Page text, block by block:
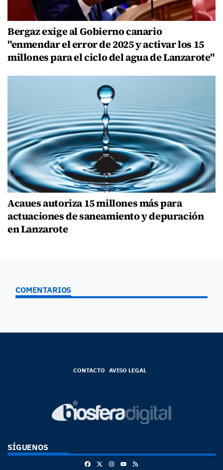
Bergaz exige al Gobierno canario
"enmendar el error de 2025 y activar los 15
millones para el ciclo del agua de Lanzarote"
Acaues autoriza 15 millones más para
actuaciones de saneamiento y depuración
en Lanzarote
COMENTARIOS
CONTACTO AVISO LEGAL
SÍGUENOS
FacebookInstagram